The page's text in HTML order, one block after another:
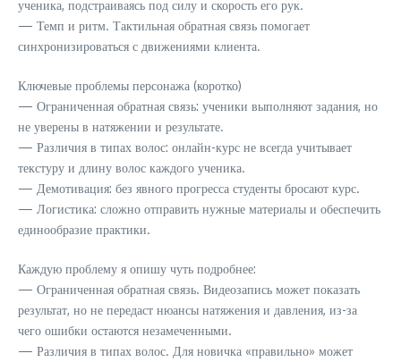
ученика, подстраиваясь под силу и скорость его рук.
— Темп и ритм. Тактильная обратная связь помогает
синхронизироваться с движениями клиента.
Ключевые проблемы персонажа (коротко)
— Ограниченная обратная связь: ученики выполняют задания, но
не уверены в натяжении и результате.
— Различия в типах волос: онлайн-курс не всегда учитывает
текстуру и длину волос каждого ученика.
— Демотивация: без явного прогресса студенты бросают курс.
— Логистика: сложно отправить нужные материалы и обеспечить
единообразие практики.
Каждую проблему я опишу чуть подробнее:
— Ограниченная обратная связь. Видеозапись может показать
результат, но не передаст нюансы натяжения и давления, из-за
чего ошибки остаются незамеченными.
— Различия в типах волос. Для новичка «правильно» может